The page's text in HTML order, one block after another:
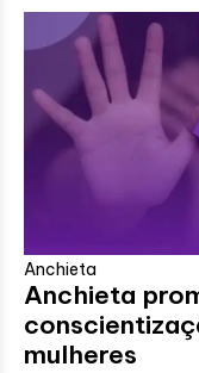
Anchieta
Anchieta
mulheres